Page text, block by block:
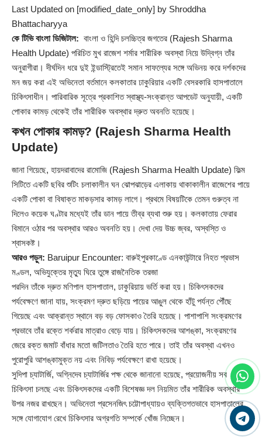
Last Updated on [modified_date_only] by Shroddha
Bhattacharyya
কে টিভি বাংলা ডিজিটাল: বাংলা ও হিন্দি চলচ্চিত্র জগতের (Rajesh Sharma
Health Update) পরিচিত মুখ রাজেশ শর্মার শারীরিক অবস্থা নিয়ে উদ্বিগ্ন তাঁর
অনুরাগীরা। দীর্ঘদিন ধরে দুই ইন্ডাস্ট্রিতেই সমান সাফল্যের সঙ্গে অভিনয় করে দর্শকদের
মন জয় করা এই অভিনেতা বর্তমানে কলকাতার ঢাকুরিয়ার একটি বেসরকারি হাসপাতালে
চিকিৎসাধীন। পারিবারিক সূত্রে প্রকাশিত স্বাস্থ্য-সংক্রান্ত আপডেট অনুযায়ী, একটি
পোকার কামড় থেকেই তাঁর শারীরিক অবস্থার দ্রুত অবনতি হয়েছে।
কখন পোকার কামড়? (Rajesh Sharma Health
Update)
জানা গিয়েছে, হায়দরাবাদের রামোজি (Rajesh Sharma Health Update) ফিল্ম
সিটিতে একটি ছবির শুটিং চলাকালীন ঘন ঝোপঝাড়ের এলাকায় থাকাকালীন রাজেশের পায়ে
একটি পোকা বা বিষাক্ত মাকড়সার কামড় লাগে। প্রথমে বিষয়টিকে তেমন গুরুত্ব না
দিলেও কয়েক ঘণ্টার মধ্যেই তাঁর ডান পায়ে তীব্র ব্যথা শুরু হয়। কলকাতায় ফেরার
বিমানে ওঠার পর অবস্থার আরও অবনতি হয়। দেখা দেয় উচ্চ জ্বর, অস্বস্তি ও
শ্বাসকষ্ট।
আরও পড়ুন: Baruipur Encounter: বারুইপুরকাণ্ডে এনকাউন্টারে নিহত প্রভাস
মণ্ডল, অভিযুক্তের মৃত্যু ঘিরে তুঙ্গে রাজনৈতিক তরজা
পরদিন তাঁকে দ্রুত মণিপাল হাসপাতাল, ঢাকুরিয়ায় ভর্তি করা হয়। চিকিৎসকদের
পর্যবেক্ষণে জানা যায়, সংক্রমণ দ্রুত ছড়িয়ে পায়ের আঙুল থেকে হাঁটু পর্যন্ত পৌঁছে
গিয়েছে এবং আক্রান্ত স্থানে বড় বড় ফোসকাও তৈরি হয়েছে। পাশাপাশি সংক্রমণের
প্রভাবে তাঁর রক্তে শর্করার মাত্রাও বেড়ে যায়। চিকিৎসকদের আশঙ্কা, সংক্রমণের
জেরে রক্ত জমাট বাঁধার মতো জটিলতাও তৈরি হতে পারে। তাই তাঁর অবস্থা এখনও
পুরোপুরি আশঙ্কামুক্ত নয় এবং নিবিড় পর্যবেক্ষণে রাখা হয়েছে।
সুদিপা চ্যাটার্জি, অগ্নিদেব চ্যাটার্জির পক্ষ থেকে জানানো হয়েছে, প্রয়োজনীয় সব
চিকিৎসা চলছে এবং চিকিৎসকদের একটি বিশেষজ্ঞ দল নিয়মিত তাঁর শারীরিক অবস্থার
উপর নজর রাখছেন। অভিনেতা প্রসেনজিৎ চট্টোপাধ্যায়ও ব্যক্তিগতভাবে হাসপাতালের
সঙ্গে যোগাযোগ রেখে চিকিৎসার অগ্রগতি সম্পর্কে খোঁজ নিচ্ছেন।